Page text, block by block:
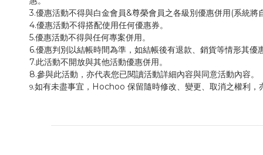
3.優惠活動不得與白金會員&尊榮會員之各級別優惠併用(系統將
4.優惠活動不得搭配使用任何優惠券。
5.優惠活動不得與任何專案併用。
6.優惠判別以結帳時間為準，如結帳後有退款、銷貨等情形其優
7.此活動不開放與其他活動優惠併用。
8.參與此活動，亦代表您已閱讀活動詳細內容與同意活動內容。
9.如有未盡事宜，Hochoo 保留隨時修改、變更、取消之權利，